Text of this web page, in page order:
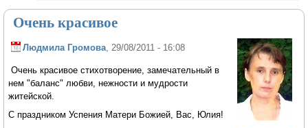
Очень красивое
Людмила Громова, 29/08/2011 - 16:08
Очень красивое стихотворение, замечательный в
нем "баланс" любви, нежности и мудрости
житейской.
С праздником Успения Матери Божией, Вас, Юлия!